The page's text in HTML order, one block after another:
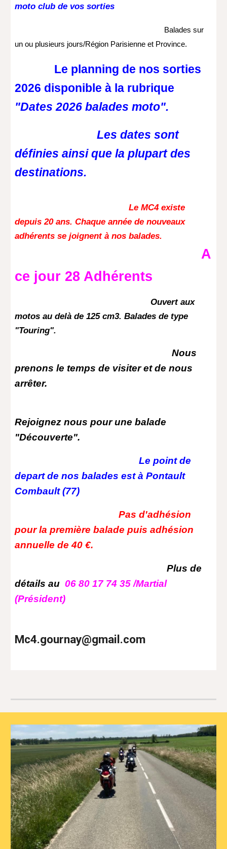
moto club de vos sorties
Balades sur
un ou plusieurs jours/Région Parisienne et Province.
Le planning de nos sorties
2026 disponible à la rubrique
"Dates 2026 balades moto".
Les dates sont
définies ainsi que la plupart des
destinations.
Le MC4 existe
depuis 20 ans. Chaque année de nouveaux
adhérents se joignent à nos balades.
A
ce jour 28 Adhérents
Ouvert aux
motos au delà de 125 cm3. Balades de type
"Touring".
Nous
prenons le temps de visiter et de nous
arrêter.
Rejoignez nous pour une balade
"Découverte".
Le point de
depart de nos balades est à Pontault
Combault (77)
Pas d'adhésion
pour la première balade puis adhésion
annuelle de 40 €.
Plus de
détails au06 80 17 74 35 /Martial
(Président)
Mc4.gournay@gmail.com